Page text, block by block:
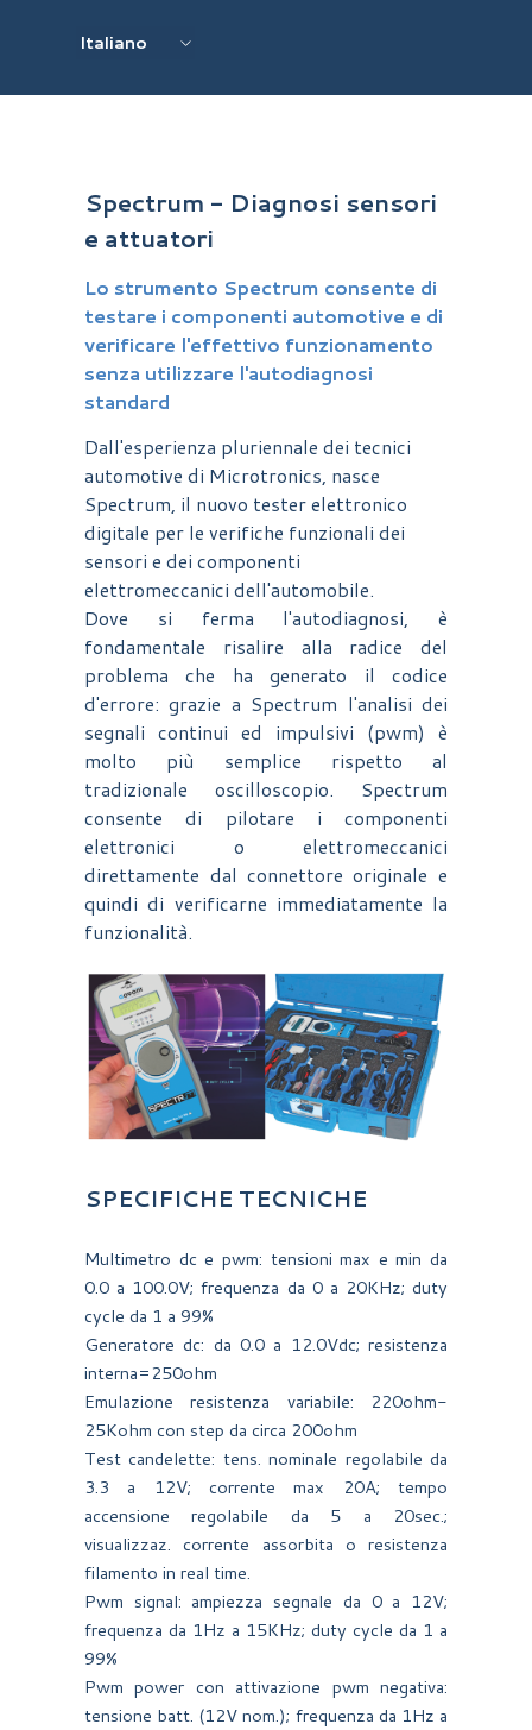
Salta menù
Italiano
Español
Spectrum - Diagnosi sensori
e attuatori
Lo strumento Spectrum consente di
testare i componenti automotive e di
verificare l'effettivo funzionamento
senza utilizzare l'autodiagnosi
standard
Dall'esperienza pluriennale dei tecnici
automotive di Microtronics, nasce
Spectrum, il nuovo tester elettronico
digitale per le verifiche funzionali dei
sensori e dei componenti
elettromeccanici dell'automobile.
Dove si ferma l'autodiagnosi, è
fondamentale risalire alla radice del
problema che ha generato il codice
d'errore: grazie a Spectrum l'analisi dei
segnali continui ed impulsivi (pwm) è
molto più semplice rispetto al
tradizionale oscilloscopio. Spectrum
consente di pilotare i componenti
elettronici o elettromeccanici
direttamente dal connettore originale e
quindi di verificarne immediatamente la
funzionalità.
SPECIFICHE TECNICHE
Multimetro dc e pwm: tensioni max e min da
0.0 a 100.0V; frequenza da 0 a 20KHz; duty
cycle da 1 a 99%
Generatore dc: da 0.0 a 12.0Vdc; resistenza
interna=250ohm
Emulazione resistenza variabile: 220ohm-
25Kohm con step da circa 200ohm
Test candelette: tens. nominale regolabile da
3.3 a 12V; corrente max 20A; tempo
accensione regolabile da 5 a 20sec.;
visualizzaz. corrente assorbita o resistenza
filamento in real time.
Pwm signal: ampiezza segnale da 0 a 12V;
frequenza da 1Hz a 15KHz; duty cycle da 1 a
99%
Pwm power con attivazione pwm negativa:
tensione batt. (12V nom.); frequenza da 1Hz a